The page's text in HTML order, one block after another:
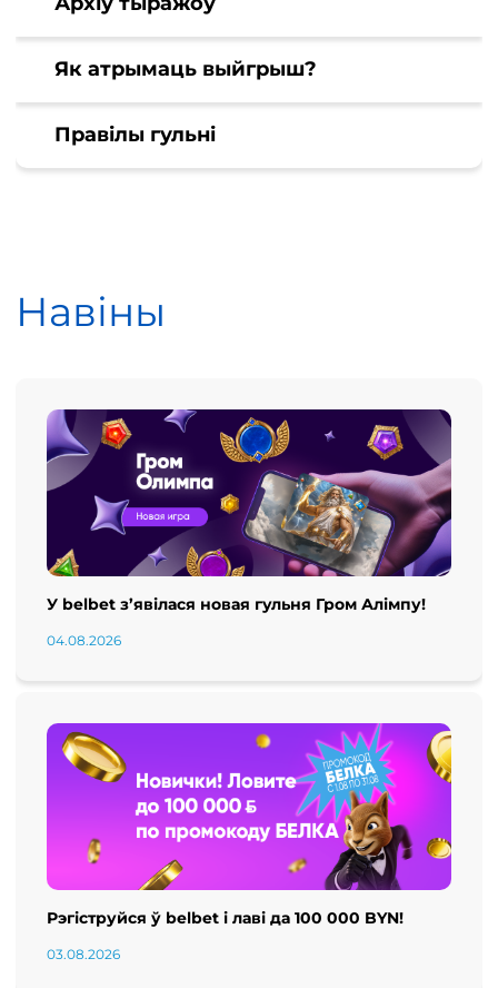
Як атрымаць выйгрыш?
Правілы гульні
Навіны
У belbet з’явілася новая гульня Гром Алімпу!
04.08.2026
Рэгіструйся ў belbet і лаві да 100 000 BYN!
03.08.2026